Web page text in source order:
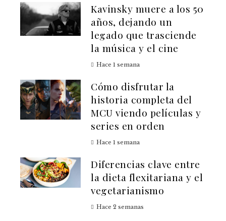
Kavinsky muere a los 50
años, dejando un
legado que trasciende
la música y el cine
Hace 1 semana
Cómo disfrutar la
historia completa del
MCU viendo películas y
series en orden
Hace 1 semana
Diferencias clave entre
la dieta flexitariana y el
vegetarianismo
Hace 2 semanas